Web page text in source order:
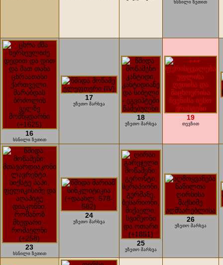
ხსნილი ზეთით
16
ხსნილი ზეთით
17
უზეთო მარხვა
18
უზეთო მარხვა
19
თევზით
23
ხსნილი ზეთით
24
უზეთო მარხვა
25
უზეთო მარხვა
26
უზეთო მარხვა